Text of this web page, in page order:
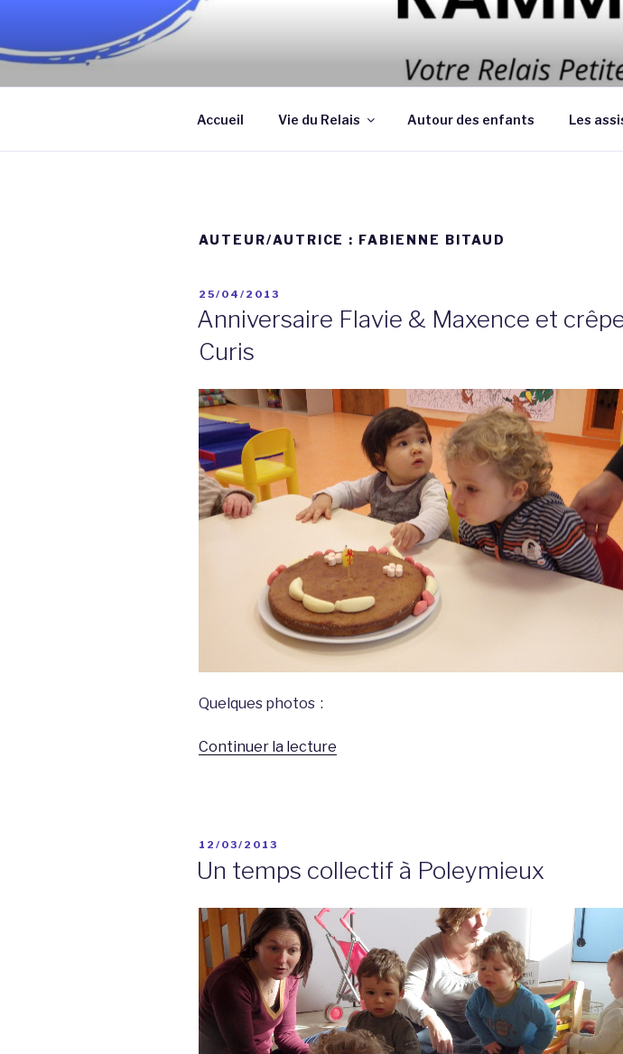
contenu
Association qui a pour objectif d’améliorer les conditions et
assistantes maternelles et/ou au domicile des parents
Accueil Vie du Relais Autour des enfants Les
AUTEUR/AUTRICE : FABIENNE BITAUD
PUBLIÉ
25/04/2013
Anniversaire Flavie & Maxence et
Curis
Quelques photos :
Continuer la lecture
crêpes
Curis »
PUBLIÉ
12/03/2013
Un temps collectif à Poleymieux